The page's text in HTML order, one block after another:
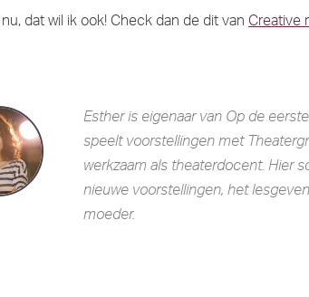
dat wil ik ook! Check dan de dit vanCreative
Esther is eigenaar van Op de
speelt voorstellingen met
werkzaam als theaterdocent. Hier
nieuwe voorstellingen, het
moeder.